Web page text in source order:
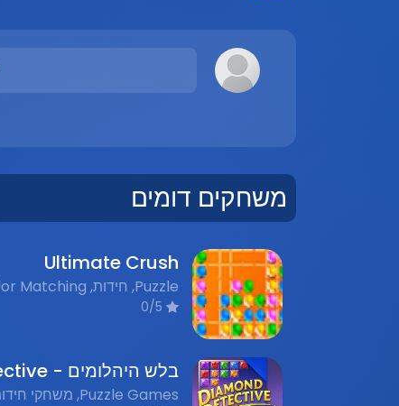
משחקים דומים
Ultimate Crush